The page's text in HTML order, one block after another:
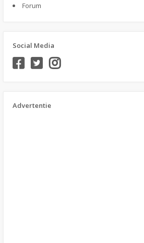
Forum
Social Media
Advertentie